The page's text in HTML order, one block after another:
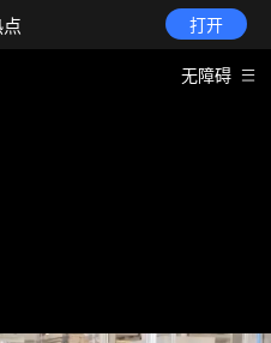
打开
无障碍